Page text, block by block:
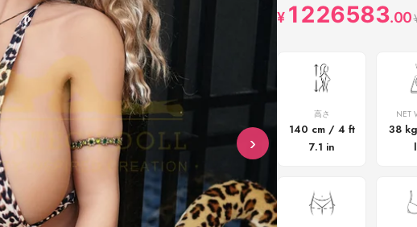
›
¥ 1226583.00
高さ
140 cm / 4 ft
7.1 in
NET
38